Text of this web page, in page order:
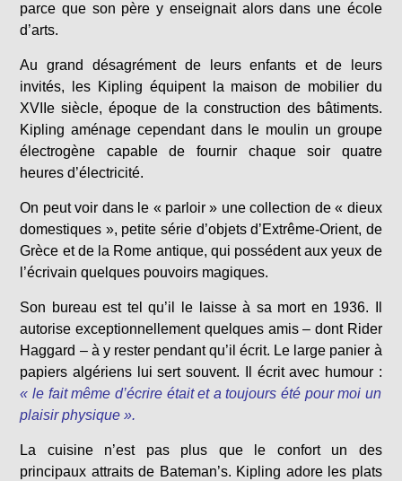
parce que son père y enseignait alors dans une école
d’arts.
Au grand désagrément de leurs enfants et de leurs
invités, les Kipling équipent la maison de mobilier du
XVIIe siècle, époque de la construction des bâtiments.
Kipling aménage cependant dans le moulin un groupe
électrogène capable de fournir chaque soir quatre
heures d’électricité.
On peut voir dans le « parloir » une collection de « dieux
domestiques », petite série d’objets d’Extrême-Orient, de
Grèce et de la Rome antique, qui possédent aux yeux de
l’écrivain quelques pouvoirs magiques.
Son bureau est tel qu’il le laisse à sa mort en 1936. Il
autorise exceptionnellement quelques amis – dont Rider
Haggard – à y rester pendant qu’il écrit. Le large panier à
papiers algériens lui sert souvent. Il écrit avec humour :
« le fait même d’écrire était et a toujours été pour moi un
plaisir physique ».
La cuisine n’est pas plus que le confort un des
principaux attraits de Bateman’s. Kipling adore les plats